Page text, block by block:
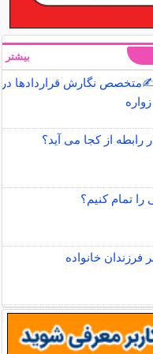
✍️متخصص نگارش قراردادها در
از کجا می آید؟
تمام کنیم؟
فرزندان خانواده
بیشتر